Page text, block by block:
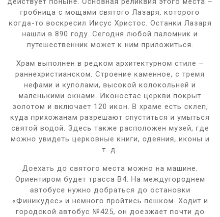
гробница с мощами святого Лазаря, которого
когда-то воскресил Иисус Христос. Останки Лазаря
нашли в 890 году. Сегодня любой паломник и
путешественник может к ним приложиться.
Храм выполнен в редком архитектурном стиле –
раннехристианском. Строение каменное, с тремя
нефами и куполами, высокой колокольней и
маленькими окнами. Иконостас церкви покрыт
золотом и включает 120 икон. В храме есть склеп,
куда прихожанам разрешают спуститься и умыться
святой водой. Здесь также расположен музей, где
можно увидеть церковные книги, одеяния, иконы и
т. д.
Доехать до святого места можно на машине.
Ориентиром будет трасса В4. На междугороднем
автобусе нужно добраться до остановки
«Финикудес» и немного пройтись пешком. Ходит и
городской автобус №425, он доезжает почти до